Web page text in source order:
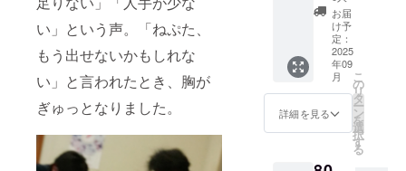
い」という声。「ねぷた、
もう出せないかもしれな
い」と言われたとき、胸が
ぎゅっとなりました。
発送い
たしま
す。
達作成
のミニ
ねぷた
絵灯
籠」＋
「昨年
のねぷ
た絵切
り抜き
額付
「ねぷ
お届
け予
定：
2025
年09
月
詳細を見る
こ
の
リ
タ
ー
ン
を
選
択
す
る